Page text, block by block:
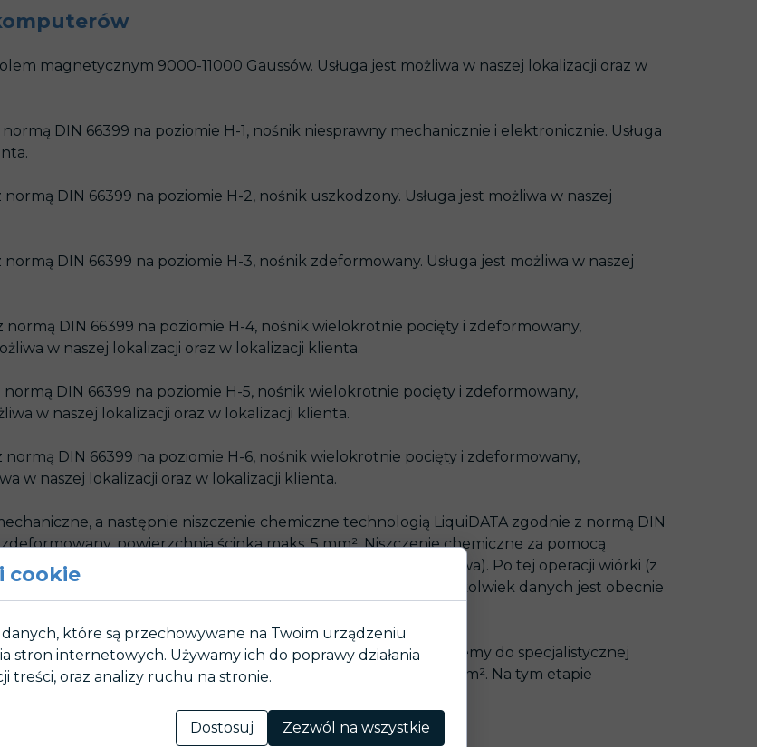
magnetycznym 9000-11000 Gaussów. Usługa jest możliwa w naszej lokalizacji oraz w
DIN 66399 na poziomie H-1, nośnik niesprawny mechanicznie i elektronicznie. Usługa
DIN 66399 na poziomie H-2, nośnik uszkodzony. Usługa jest możliwa w naszej
DIN 66399 na poziomie H-3, nośnik zdeformowany. Usługa jest możliwa w naszej
DIN 66399 na poziomie H-4, nośnik wielokrotnie pocięty i zdeformowany,
w naszej lokalizacji oraz w lokalizacji klienta.
DIN 66399 na poziomie H-5, nośnik wielokrotnie pocięty i zdeformowany,
w naszej lokalizacji oraz w lokalizacji klienta.
DIN 66399 na poziomie H-6, nośnik wielokrotnie pocięty i zdeformowany,
w naszej lokalizacji oraz w lokalizacji klienta.
a następnie niszczenie chemiczne technologią LiquiDATA zgodnie z normą DIN
powierzchnia ścinka maks. 5 mm². Niszczenie chemiczne za pomocą
66399 na poziomie H-7 (najwyższy, 7 stopień bezpieczeństwa). Po tej operacji wiórki (z
fragmentów = 0 mm2). Na tym etapie odzyskanie jakichkolwiek danych jest obecnie
z normą DIN 66399 na poziomie H-7, nośniki transportujemy do specjalistycznej
pył, który spełnia normę H-7, tj. powierzchnia ścinka maks. 5 mm². Na tym etapie
cookie
danych, które są przechowywane na Twoim urządzeniu
stron internetowych. Używamy ich do poprawy działania
treści, oraz analizy ruchu na stronie.
Dostosuj Zezwól na wszystkie